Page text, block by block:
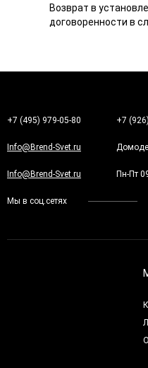
Возврат в
договоренности в
+7 (495) 979-05-80 +7
Info@Brend-Svet.ru
Info@Brend-Svet.ru Пн-Пт
Мы в соц.сетях